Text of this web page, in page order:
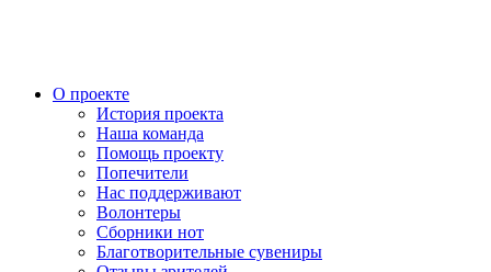
О проекте
История проекта
Наша команда
Помощь проекту
Попечители
Нас поддерживают
Волонтеры
Сборники нот
Благотворительные сувениры